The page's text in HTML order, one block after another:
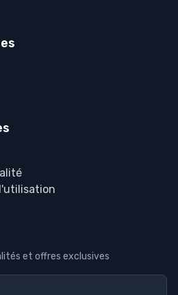
et offres exclusives